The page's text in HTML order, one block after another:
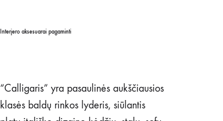
Interjero aksesuarai pagaminti
“Calligaris” yra pasaulinės aukščiausios
klasės baldų rinkos lyderis, siūlantis